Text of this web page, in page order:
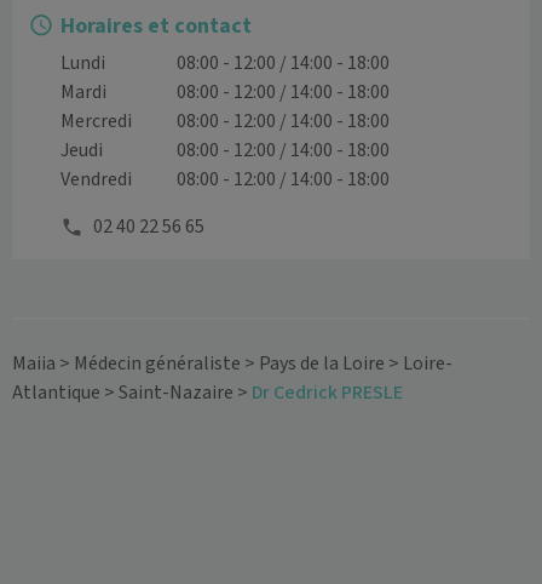
Horaires et contact
Lundi
08:00 - 12:00 / 14:00 - 18:00
Mardi
08:00 - 12:00 / 14:00 - 18:00
Mercredi
08:00 - 12:00 / 14:00 - 18:00
Jeudi
08:00 - 12:00 / 14:00 - 18:00
Vendredi
08:00 - 12:00 / 14:00 - 18:00
02 40 22 56 65
Maiia > Médecin généraliste > Pays de la Loire > Loire-
Atlantique >Saint-Nazaire > Dr Cedrick PRESLE